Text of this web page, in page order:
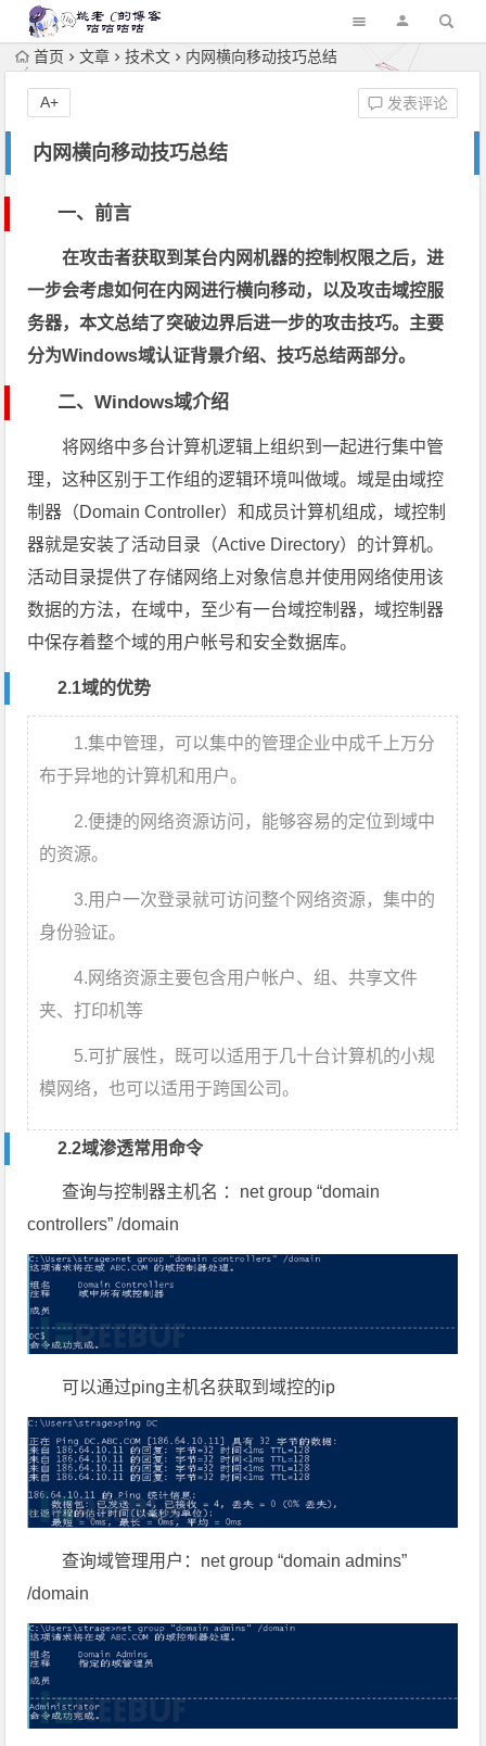
首页 文章 技术文 内网横向移动技巧总结
内网横向移动技巧总结
发表评论
A+
一、前言
在攻击者获取到某台内网机器的控制权限之后，进
一步会考虑如何在内网进行横向移动，以及攻击域控服
务器，本文总结了突破边界后进一步的攻击技巧。主要
分为Windows域认证背景介绍、技巧总结两部分。
二、Windows域介绍
将网络中多台计算机逻辑上组织到一起进行集中管
理，这种区别于工作组的逻辑环境叫做域。域是由域控
制器（Domain Controller）和成员计算机组成，域控制
器就是安装了活动目录（Active Directory）的计算机。
活动目录提供了存储网络上对象信息并使用网络使用该
数据的方法，在域中，至少有一台域控制器，域控制器
中保存着整个域的用户帐号和安全数据库。
2.1域的优势
1.集中管理，可以集中的管理企业中成千上万分
布于异地的计算机和用户。
2.便捷的网络资源访问，能够容易的定位到域中
的资源。
3.用户一次登录就可访问整个网络资源，集中的
身份验证。
4.网络资源主要包含用户帐户、组、共享文件
夹、打印机等
5.可扩展性，既可以适用于几十台计算机的小规
模网络，也可以适用于跨国公司。
2.2域渗透常用命令
查询与控制器主机名 ：net group “domain
controllers” /domain
可以通过ping主机名获取到域控的ip
查询域管理用户：net group “domain admins”
/domain